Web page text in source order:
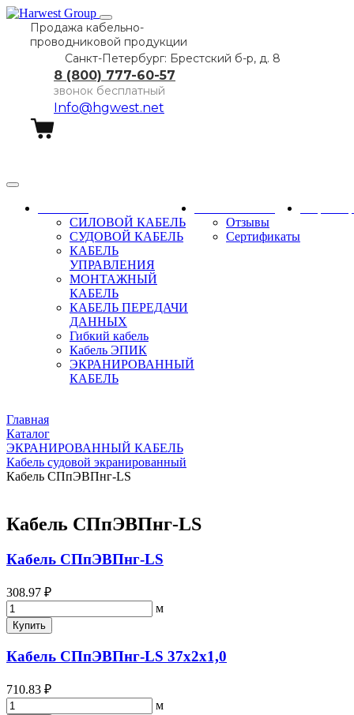
Продажа кабельно-
проводниковой продукции
Санкт-Петербург: Брестский б-р, д. 8
8 (800) 777-60-57
звонок бесплатный
Info@hgwest.net
СИЛОВОЙ КАБЕЛЬ
СУДОВОЙ КАБЕЛЬ
КАБЕЛЬ
УПРАВЛЕНИЯ
МОНТАЖНЫЙ
КАБЕЛЬ
КАБЕЛЬ ПЕРЕДАЧИ
ДАННЫХ
Гибкий кабель
Кабель ЭПИК
ЭКРАНИРОВАННЫЙ
КАБЕЛЬ
Отзывы
Сертификаты
Главная
Каталог
ЭКРАНИРОВАННЫЙ КАБЕЛЬ
Кабель судовой экранированный
Кабель СПпЭВПнг-LS
Кабель СПпЭВПнг-LS
Кабель СПпЭВПнг-LS
308.97 ₽
м
Купить
Кабель СПпЭВПнг-LS 37х2х1,0
710.83 ₽
м